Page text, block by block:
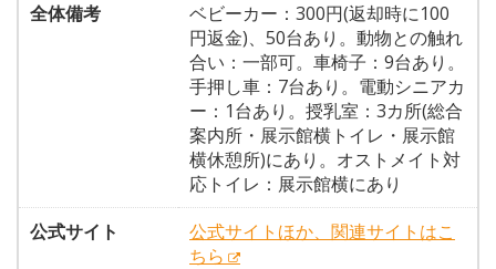
全体備考
ベビーカー：300円(返却時に100
円返金)、50台あり。動物との触れ
合い：一部可。車椅子：9台あり。
手押し車：7台あり。電動シニアカ
ー：1台あり。授乳室：3カ所(総合
案内所・展示館横トイレ・展示館
横休憩所)にあり。オストメイト対
応トイレ：展示館横にあり
公式サイト
公式サイトほか、関連サイトはこ
ちら